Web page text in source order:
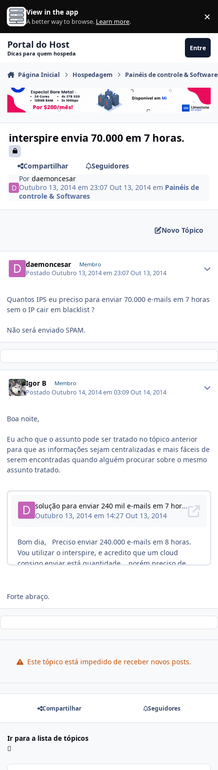
Ir para conteúdo
View in the app
A better way to browse. Learn more. ×
Portal do Host
Dicas para quem hospeda
Entre
Página Inicial Hospedagem Painéis de controle &
interspire envia 70.000 em 7 horas.
Compartilhar
Seguidores
Pordaemoncesar
Outubro 13, 2014 em 23:07 Out 13, 2014 em Painéis de
controle & Softwares
Novo Tópico
daemoncesar Membro
PostadoOutubro 13, 2014 em 23:07Out 13, 2014
Quantos IPS eu preciso para enviar 70.000 e-mails em 7 horas
sem o IP cair em blacklist ?
Não será enviado SPAM.
Igor B Membro
PostadoOutubro 14, 2014 em 03:09Out 14, 2014
Boa noite,
Eu acho que o assunto pode ser tratado no tópico anterior
para que as informações sejam centralizadas e mais fáceis de
serem encontradas quando alguém procurar sobre o mesmo
assunto tratado.
Forte abraço.
Este tópico está impedido de receber novos posts.
Compartilhar Seguidores
Ir para a lista de tópicos